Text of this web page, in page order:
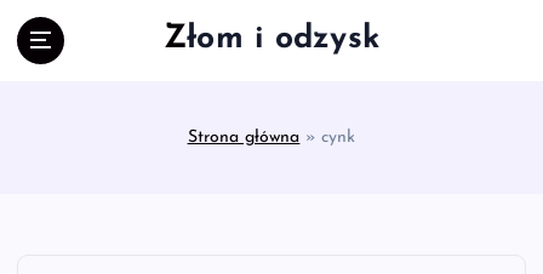
Złom i odzysk
Strona główna » cynk